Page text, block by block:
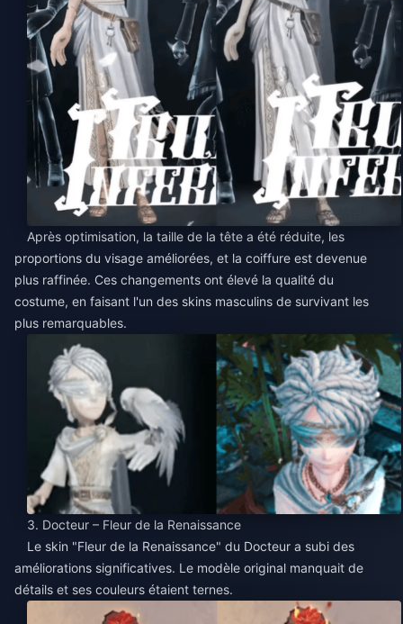
Après optimisation, la taille de la tête a été réduite, les
proportions du visage améliorées, et la coiffure est devenue
plus raffinée. Ces changements ont élevé la qualité du
costume, en faisant l'un des skins masculins de survivant les
plus remarquables.
3. Docteur – Fleur de la Renaissance
Le skin "Fleur de la Renaissance" du Docteur a subi des
améliorations significatives. Le modèle original manquait de
détails et ses couleurs étaient ternes.